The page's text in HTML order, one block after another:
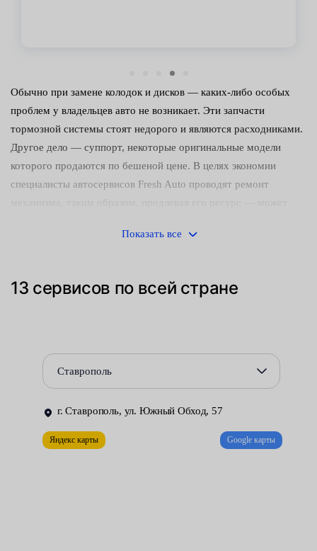
Обычно при замене колодок и дисков — каких-либо особых
проблем у владельцев авто не возникает. Эти запчасти
тормозной системы стоят недорого и являются расходниками.
Другое дело — суппорт, некоторые оригинальные модели
которого продаются по бешеной цене. В целях экономии
специалисты автосервисов Fresh Auto проводят ремонт
каждой замене колодок и через каждые 30 тыс. километров
Что изнашивается и ремонтируется в первую очередь:
направляющие или пальцы — износ приводит к
скоба — со временем может нарушаться геометрия;
Показать все
13 сервисов по всей стране
Ставрополь
г. Ставрополь, ул. Южный Обход, 57
Яндекс карты Google карты